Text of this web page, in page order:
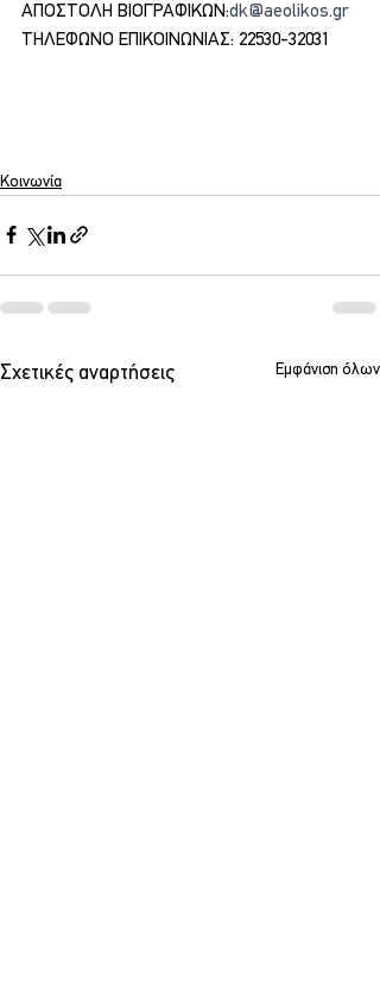
ΑΠΟΣΤΟΛΗ ΒΙΟΓΡΑΦΙΚΩΝ:dk@aeolikos.gr
ΤΗΛΕΦΩΝΟ ΕΠΙΚΟΙΝΩΝΙΑΣ: 22530-32031
Κοινωνία
Σχετικές αναρτήσεις Εμφάνιση όλων